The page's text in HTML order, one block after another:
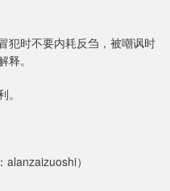
犯时不要内耗反刍，被嘲讽时
。
）